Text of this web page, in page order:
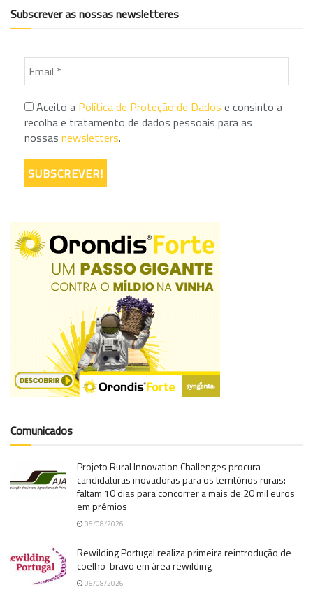
Subscrever as nossas newsletteres
Aceito a Política de Proteção de Dados e consinto a
recolha e tratamento de dados pessoais para as
nossas newsletters.
Comunicados
Projeto Rural Innovation Challenges procura
candidaturas inovadoras para os territórios rurais:
faltam 10 dias para concorrer a mais de 20 mil euros
em prémios
06/08/2026
Rewilding Portugal realiza primeira reintrodução de
coelho-bravo em área rewilding
06/08/2026